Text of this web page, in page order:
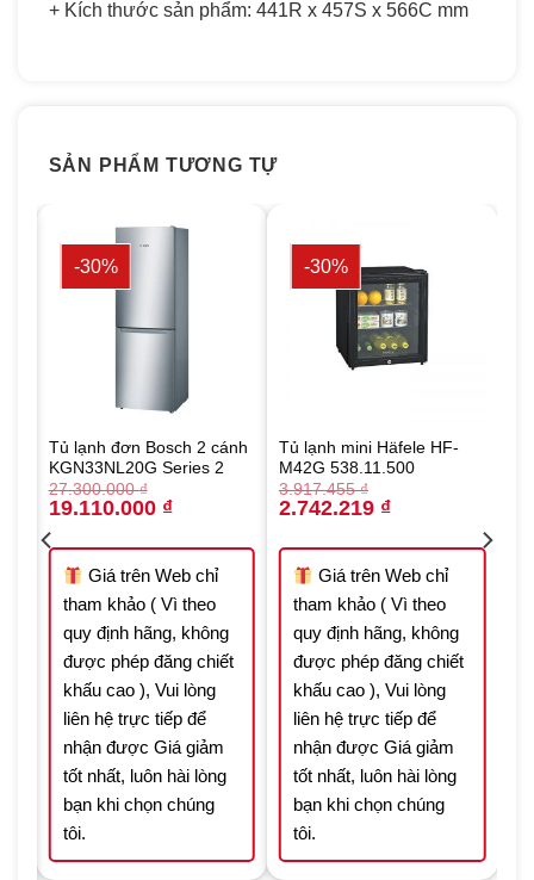
+ Kích thước sản phẩm: 441R x 457S x 566C mm
SẢN PHẨM TƯƠNG TỰ
-30%
Tủ lạnh đơn Bosch 2 cánh
KGN33NL20G Series 2
27.300.000₫
Original
price
was:
27.300.000 ₫.
19.110.000 ₫Current
19.110.000 ₫.
Giá trên Web chỉ
tham khảo ( Vì theo
quy định hãng, không
được phép đăng chiết
khấu cao ), Vui lòng
liên hệ trực tiếp để
nhận được Giá giảm
tốt nhất, luôn hài lòng
bạn khi chọn chúng
tôi.
-30%
Tủ lạnh mini Häfele HF-
M42G 538.11.500
3.917.455₫
Original
price
3.917.455 ₫.
2.742.219 ₫Current
2.742.219 ₫.
Giá trên Web chỉ
tham khảo ( Vì theo
quy định hãng, không
được phép đăng chiết
khấu cao ), Vui lòng
liên hệ trực tiếp để
nhận được Giá giảm
tốt nhất, luôn hài lòng
bạn khi chọn chúng
tôi.